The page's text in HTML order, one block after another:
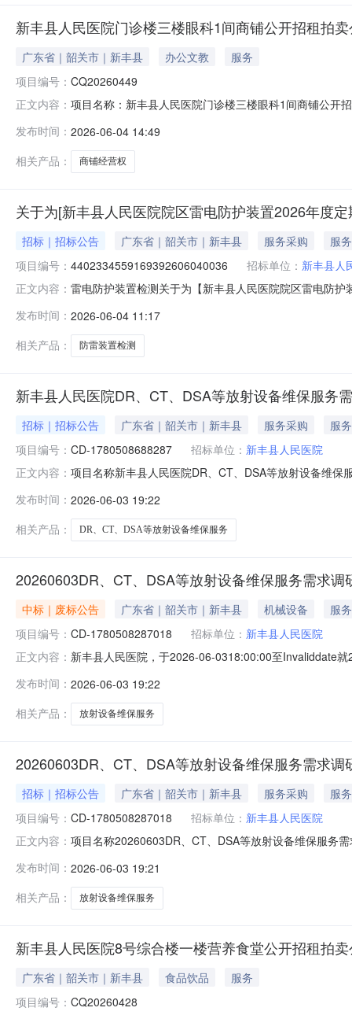
新丰县人民医院门诊楼三楼眼科1间商铺公开招租拍
广东省｜韶关市｜新丰县 办公文教
服务
项目编号： CQ20260449
正文内容： 项目名称：新丰县人民医院门诊楼三楼眼科1间商铺公开
拍价：￥2,020元/月”进行公开招租。拍卖方式：网上竞
发布时间： 2026-06-04 14:49
相关产品：
商铺经营权
关于为[新丰县人民医院院区雷电防护装置2026年度
招标｜招标公告 广东省｜韶关市｜新丰县 服务采购
服务
项目编号： 4402334559169392606040036 招标单位： 新丰县人
正文内容： 雷电防护装置检测关于为【新丰县人民医院院区雷电防
事项无（属于非行政管理的中介服务项目采购）投资审
发布时间： 2026-06-04 11:17
相关产品：
防雷装置检测
新丰县人民医院DR、CT、DSA等放射设备维保服务
招标｜招标公告 广东省｜韶关市｜新丰县 服务采购
服务
项目编号： CD-1780508688287 招标单位： 新丰县人民医院
正文内容： 项目名称新丰县人民医院DR、CT、DSA等放射设备维
0751-2266986电子邮箱xfrycgzhx@163.com项目需求新
发布时间： 2026-06-03 19:22
相关产品：
DR、CT、DSA等放射设备维保服务
20260603DR、CT、DSA等放射设备维保服务需求调
中标｜废标公告 广东省｜韶关市｜新丰县 机械设备
服务
项目编号： CD-1780508287018 招标单位： 新丰县人民医院
正文内容： 新丰县人民医院，于2026-06-0318:00:00至Invaliddate
购人信息采购人名称联系人联系电话新丰县人民医院李
发布时间： 2026-06-03 19:22
相关产品：
放射设备维保服务
20260603DR、CT、DSA等放射设备维保服务需求调
招标｜招标公告 广东省｜韶关市｜新丰县 服务采购
服务
项目编号： CD-1780508287018 招标单位： 新丰县人民医院
正文内容： 项目名称20260603DR、CT、DSA等放射设备维保服务
电子邮箱xfrycgzhx@163.com项目需求新丰县人民医院
发布时间： 2026-06-03 19:21
相关产品：
放射设备维保服务
新丰县人民医院8号综合楼一楼营养食堂公开招租拍
广东省｜韶关市｜新丰县 食品饮品
服务
项目编号： CQ20260428